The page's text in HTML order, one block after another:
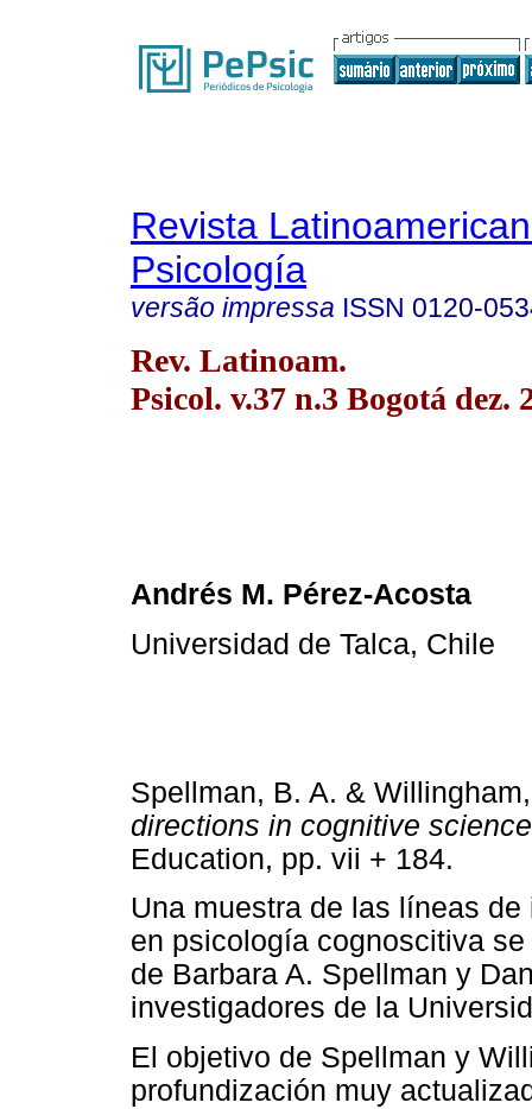
Revista
Psicología
versão impressa ISSN 0120-
Rev. Latinoam.
Psicol. v.37 n.3 Bogotá dez.
Andrés M. Pérez-Acosta
Universidad de Talca, Chile
Spellman, B. A. &
directions in cognitive
Education, pp. vii + 184.
Una muestra de las líneas
en psicología cognoscitiva
de Barbara A. Spellman y
investigadores de la
El objetivo de Spellman y
profundización muy